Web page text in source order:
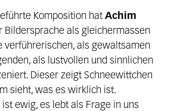
Komposition hat Achim
Bildersprache als gleichermassen
verführerischen, als gewaltsamen
als lustvollen und sinnlichen
Dieser zeigt Schneewittchen
sieht, was es wirklich ist.
ewig, es lebt als Frage in uns